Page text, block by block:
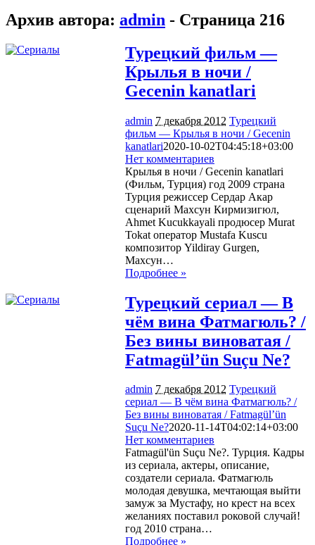
Архив автора: admin - Страница 216
Турецкий фильм —
Крылья в ночи /
Gecenin kanatlari
admin 7 декабря 2012 Турецкий
фильм — Крылья в ночи / Gecenin
kanatlari2020-10-02T04:45:18+03:00
Нет комментариев
Крылья в ночи / Gecenin kanatlari
(Фильм, Турция) год 2009 страна
Турция режиссер Сердар Акар
сценарий Махсун Кирмизигюл,
Ahmet Kucukkayali продюсер Murat
Tokat оператор Mustafa Kuscu
композитор Yildiray Gurgen,
Махсун…
Подробнее »
Турецкий сериал — В
чём вина Фатмагюль? /
Без вины виноватая /
Fatmagül’ün Suçu Ne?
admin 7 декабря 2012 Турецкий
сериал — В чём вина Фатмагюль? /
Без вины виноватая / Fatmagül’ün
Suçu Ne?2020-11-14T04:02:14+03:00
Нет комментариев
Fatmagül'ün Suçu Ne?. Турция. Кадры
из сериала, актеры, описание,
создатели сериала. Фатмагюль
молодая девушка, мечтающая выйти
замуж за Мустафу, но крест на всех
желаниях поставил роковой случай!
год 2010 страна…
Подробнее »